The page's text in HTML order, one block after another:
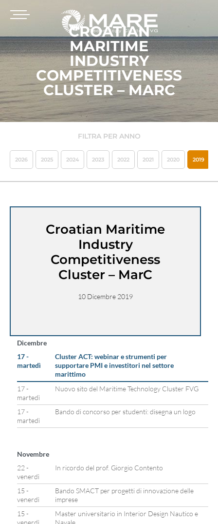
CROATIAN
MARITIME
INDUSTRY
COMPETITIVENESS
CLUSTER – MARC
FILTRA PER ANNO
2026 2025 2024 2023 2022 2021 2020 2019
Croatian Maritime
Industry
Competitiveness
Cluster – MarC
10 Dicembre 2019
Dicembre
17 -
martedì
Cluster ACT: webinar e strumenti per
supportare PMI e investitori nel settore
marittimo
17 -
martedì
Nuovo sito del Maritime Technology Cluster FVG
17 -
martedì
Bando di concorso per studenti: disegna un logo
Novembre
22 -
venerdì
In ricordo del prof. Giorgio Contento
15 -
venerdì
Bando SMACT per progetti di innovazione delle
imprese
15 -
venerdì
Master universitario in Interior Design Nautico e
Navale